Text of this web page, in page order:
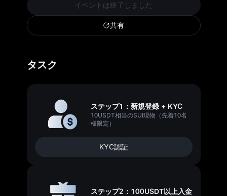
イベントは終了しました
共有
タスク
ステップ1：新規登録 + KYC
10USDT相当のSUI現物（先着10名
様限定）
KYC認証
ステップ2：100USDT以上入金